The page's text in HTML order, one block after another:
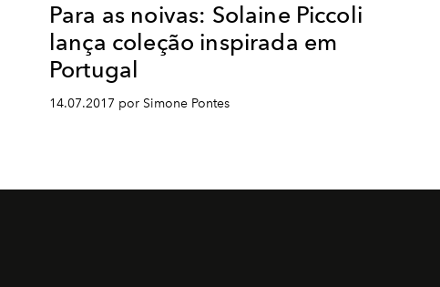
Para as noivas: Solaine Piccoli
lança coleção inspirada em
Portugal
14.07.2017 por Simone Pontes